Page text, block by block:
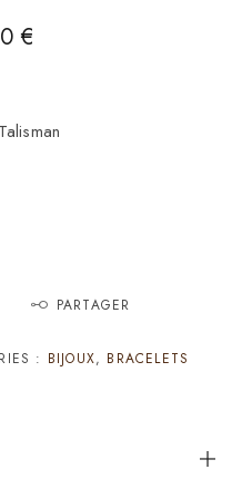
€
PARTAGER
: BIJOUX, BRACELETS